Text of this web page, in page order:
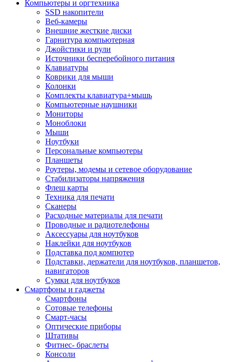
Компьютеры и оргтехника
SSD накопители
Веб-камеры
Внешние жесткие диски
Гарнитура компьютерная
Джойстики и рули
Источники бесперебойного питания
Клавиатуры
Коврики для мыши
Колонки
Комплекты клавиатура+мышь
Компьютерные наушники
Мониторы
Моноблоки
Мыши
Ноутбуки
Персональные компьютеры
Планшеты
Роутеры, модемы и сетевое оборудование
Стабилизаторы напряжения
Флеш карты
Техника для печати
Сканеры
Расходные материалы для печати
Проводные и радиотелефоны
Аксессуары для ноутбуков
Наклейки для ноутбуков
Подставка под компютер
Подставки, держатели для ноутбуков, планшетов,
навигаторов
Сумки для ноутбуков
Смартфоны и гаджеты
Смартфоны
Сотовые телефоны
Смарт-часы
Оптические приборы
Штативы
Фитнес- браслеты
Консоли